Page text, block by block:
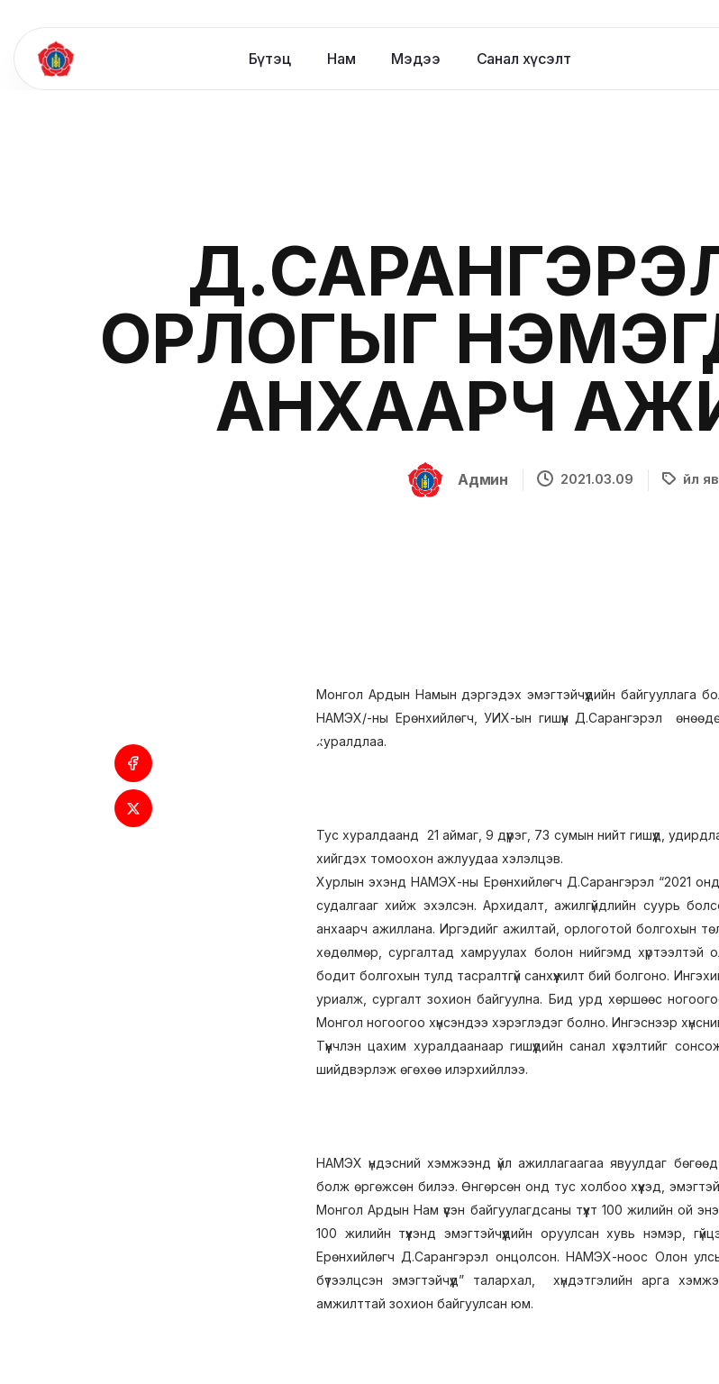
Бүтэц Нам Мэдээ Санал хүсэлт
ОРЛОГЫГ
АНХААРЧ
Админ 2021.03.09 Үйл
Монгол Ардын Намын дэргэдэх эмэгтэйчүүдийн байгууллага
НАМЭХ/-ны Ерөнхийлөгч, УИХ-ын гишүүн Д.Сарангэрэл
хуралдлаа.
Тус хуралдаанд 21 аймаг, 9 дүүрэг, 73 сумын нийт гишүүд,
хийгдэх томоохон ажлуудаа хэлэлцэв.
Хурлын эхэнд НАМЭХ-ны Ерөнхийлөгч Д.Сарангэрэл “2021 онд
судалгааг хийж эхэлсэн. Архидалт, ажилгүйдлийн суурь
анхаарч ажиллана. Иргэдийг ажилтай, орлоготой болгохын
хөдөлмөр, сургалтад хамруулах болон нийгэмд хүртээлтэй
бодит болгохын тулд тасралтгүй санхүүжилт бий болгоно.
уриалж, сургалт зохион байгуулна. Бид урд хөршөөс
Монгол ногоогоо хүнсэндээ хэрэглэдэг болно. Ингэснээр
Түүнчлэн цахим хуралдаанаар гишүүдийн санал хүсэлтийг
шийдвэрлэж өгөхөө илэрхийллээ.
НАМЭХ үндэсний хэмжээнд үйл ажиллагаагаа явуулдаг
болж өргөжсөн билээ. Өнгөрсөн онд тус холбоо хүүхэд,
Монгол Ардын Нам үүсэн байгуулагдсаны түүхт 100 жилийн ой
100 жилийн түүхэнд эмэгтэйчүүдийн оруулсан хувь нэмэр,
Ерөнхийлөгч Д.Сарангэрэл онцолсон. НАМЭХ-ноос Олон
бүтээлцсэн эмэгтэйчүүд” талархал, хүндэтгэлийн арга
амжилттай зохион байгуулсан юм.